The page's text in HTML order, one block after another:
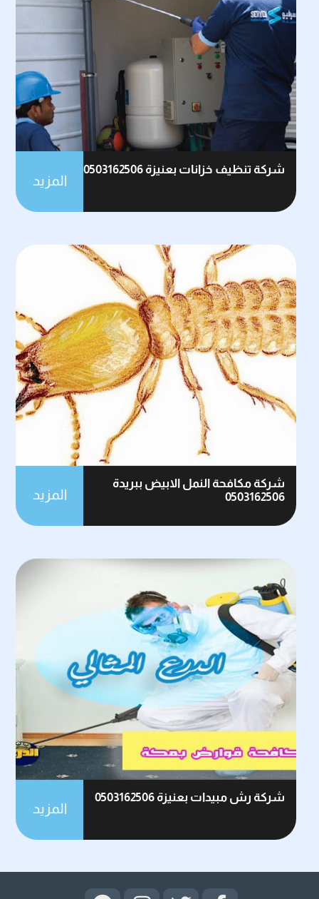
شركة تنظيف خزانات بعنيزة 0503162506
المزيد
شركة مكافحة النمل الابيض ببريدة
0503162506
المزيد
شركة رش مبيدات بعنيزة 0503162506
المزيد